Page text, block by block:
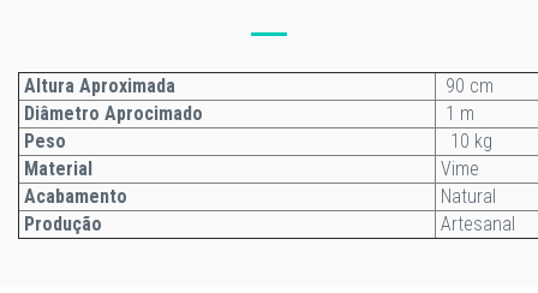
Altura Aproximada
90 cm
Diâmetro Aprocimado
1 m
Peso
10 kg
Material
Vime
Acabamento
Natural
Produção
Artesanal